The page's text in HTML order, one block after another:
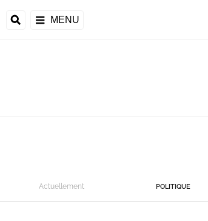
MENU
Actuellement POLITIQUE